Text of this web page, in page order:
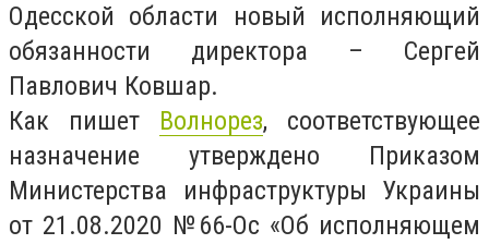
Одесской области новый исполняющий
обязанности директора – Сергей
Павлович Ковшар.
Как пишет Волнорез, соответствующее
назначение утверждено Приказом
Министерства инфраструктуры Украины
от 21.08.2020 №66-Ос «Об исполняющем